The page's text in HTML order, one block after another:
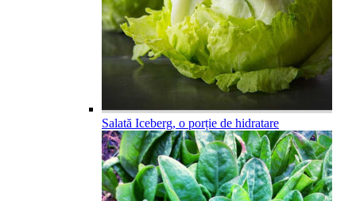
Salată Iceberg, o porție de hidratare